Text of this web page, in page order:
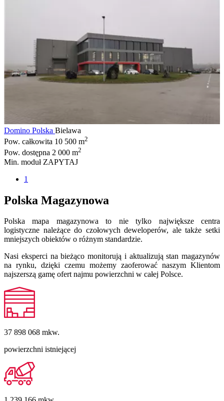
Domino Polska Bielawa
Pow. całkowita 10 500 m2
Pow. dostępna 2 000 m2
Min. moduł ZAPYTAJ
1
Polska Magazynowa
Polska mapa magazynowa to nie tylko największe centra
logistyczne należące do czołowych deweloperów, ale także setki
mniejszych obiektów o różnym standardzie.
Nasi eksperci na bieżąco monitorują i aktualizują stan magazynów
na rynku, dzięki czemu możemy zaoferować naszym Klientom
najszerszą gamę ofert najmu powierzchni w całej Polsce.
37 898 068 mkw.
powierzchni istniejącej